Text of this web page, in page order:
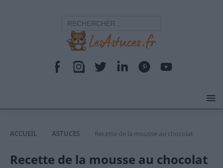
ACCUEIL ASTUCES Recette de la mousse au chocolat
Recette de la mousse au chocolat